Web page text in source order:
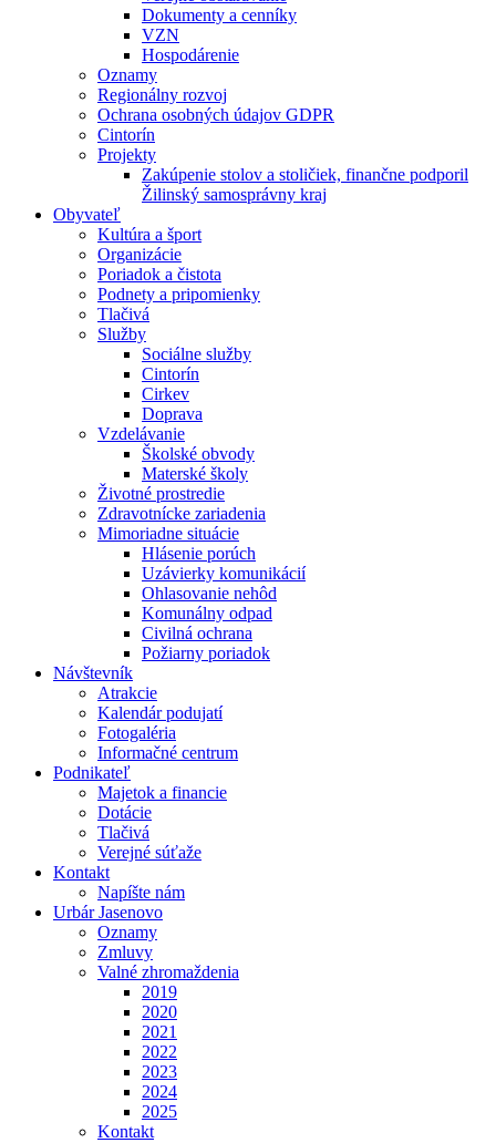
Dokumenty a cenníky
VZN
Hospodárenie
Oznamy
Regionálny rozvoj
Ochrana osobných údajov GDPR
Cintorín
Projekty
Zakúpenie stolov a stoličiek, finančne podporil
Žilinský samosprávny kraj
Obyvateľ
Kultúra a šport
Organizácie
Poriadok a čistota
Podnety a pripomienky
Tlačivá
Služby
Sociálne služby
Cintorín
Cirkev
Doprava
Vzdelávanie
Školské obvody
Materské školy
Životné prostredie
Zdravotnícke zariadenia
Mimoriadne situácie
Hlásenie porúch
Uzávierky komunikácií
Ohlasovanie nehôd
Komunálny odpad
Civilná ochrana
Požiarny poriadok
Návštevník
Atrakcie
Kalendár podujatí
Fotogaléria
Informačné centrum
Podnikateľ
Majetok a financie
Dotácie
Tlačivá
Verejné súťaže
Kontakt
Napíšte nám
Urbár Jasenovo
Oznamy
Zmluvy
Valné zhromaždenia
2019
2020
2021
2022
2023
2024
2025
Kontakt